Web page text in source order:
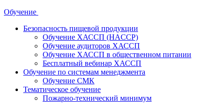
Обучение
Безопасность пищевой продукции
Обучение ХАССП (HACCP)
Обучение аудиторов ХАССП
Обучение ХАССП в общественном питании
Бесплатный вебинар ХАССП
Обучение по системам менеджмента
Обучение СМК
Тематическое обучение
Пожарно-технический минимум